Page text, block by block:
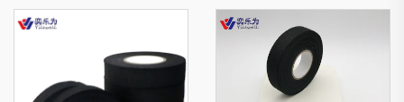
термоплавкий клей,
термостойкий, для
печатных материалов,
электроника, низкий
уровень
ПВХ с давлением на
клеевом слое,
термостойкая,
водонепроницаемая,
толщиной 0,11 мм,